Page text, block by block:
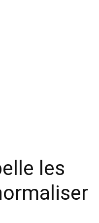
les